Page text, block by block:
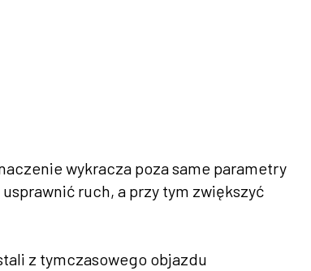
wykracza poza same parametry
ruch, a przy tym zwiększyć
z tymczasowego objazdu